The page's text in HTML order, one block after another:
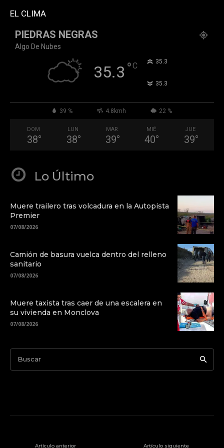
EL CLIMA
PIEDRAS NEGRAS
Algo De Nubes
35.3 °C 35.3
35.3
39 % 4.8kmh 22 %
DOM
38°
LUN
38°
MAR
39°
MIÉ
40°
JUE
39°
Lo Último
Muere trailero tras volcadura en la Autopista
Premier
07/08/2026
Camión de basura vuelca dentro del relleno
sanitario
07/08/2026
Muere taxista tras caer de una escalera en
su vivienda en Monclova
07/08/2026
Buscar
Artículo anterior Artículo siguiente